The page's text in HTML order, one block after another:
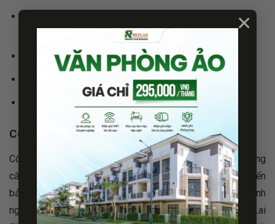
×
Địa chỉ: 348 P. Kim Ngưu, Minh Khai, Hai Bà Trưng, Hà
Hotline/Zalo: 0899236518
Thamtutuminhlong@gmail.com
Website: //www.thamtuminhlong.com/
Công ty thám tử An Long
Công ty thám tử An Long là một đơn vị uy tín, chuyên cung
cấp dịch vụ điều tra và giải quyết các vấn đề liên quan đến
bảo mật thông tin tại Lai Châu. Với đội ngũ thám tử giàu kinh
nghiệm và được đào tạo chuyên sâu, công ty thám tử Lai